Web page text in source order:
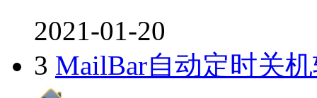
2021-01-20
3 MailBar自动定时关